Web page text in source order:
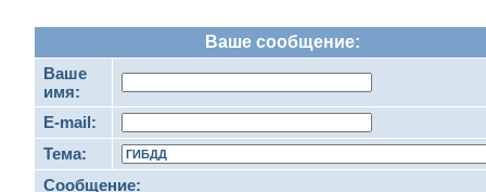
Ваше сообщение:
Ваше
имя:
E-mail:
Тема:
Сообщение: